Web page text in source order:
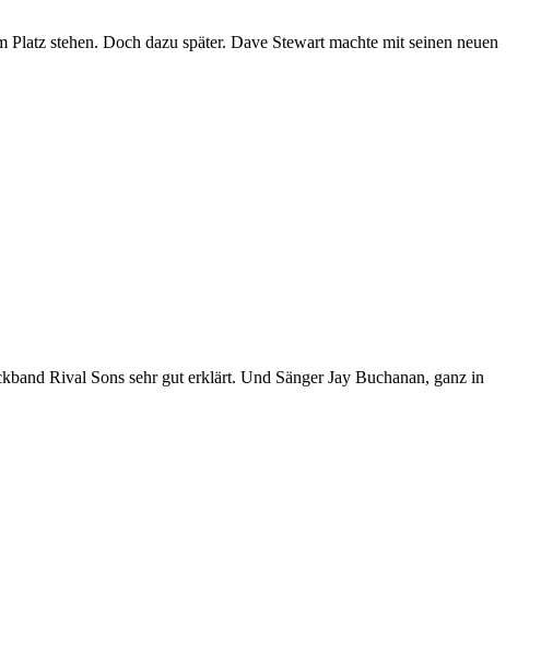
stehen. Doch dazu später. Dave Stewart machte mit seinen neuen
Rival Sons sehr gut erklärt. Und Sänger Jay Buchanan, ganz in